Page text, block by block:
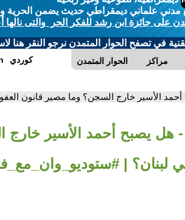
علماني ديمقراطي حديث يضمن الحرية
على جائزة ابن رشد للفكر الحر والتى نالها
في تصفح الحوار المتمدن نرجو النقر هنا
الحوار المتمدن مراكز كوردي
الأسير خارج السجن؟ وما مصير قانون
- هل يصبح أحمد الأسير خارج
لبنان؟ |